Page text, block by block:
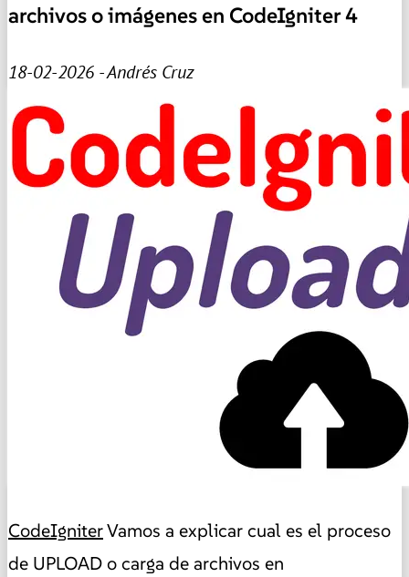
archivos o imágenes en CodeIgniter 4
18-02-2026 - Andrés Cruz
CodeIgniterVamos a explicar cual es el proceso
de UPLOAD o carga de archivos en